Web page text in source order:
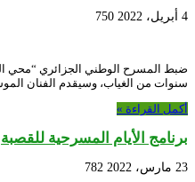
4 أبريل، 2022 750
ضبط المسرح الوطني الجزائري “محي
سنوات من الغياب، وسيقدم الفنان
أكمل القراءة »
برنامج الأيام المسرحية للقصبة
23 مارس، 2022 782